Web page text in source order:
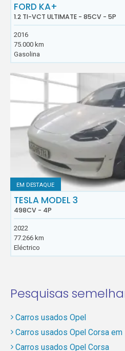
FORD KA+
1.2 TI-VCT ULTIMATE - 85CV - 5P
2016
75.000 km
Gasolina
EM DESTAQUE
TESLA MODEL 3
498CV - 4P
2022
77.266 km
Eléctrico
Pesquisas
Carros usados Opel
Carros usados Opel Corsa em
Carros usados Opel Corsa